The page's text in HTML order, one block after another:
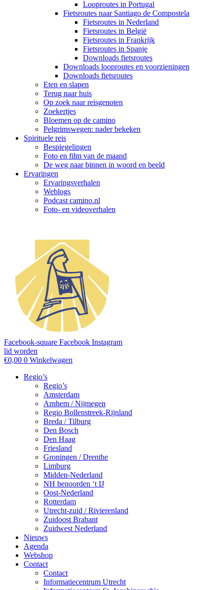
Looproutes in Portugal
Fietsroutes naar Santiago de Compostela
Fietsroutes in Nederland
Fietsroutes in België
Fietsroutes in Frankrijk
Fietsroutes in Spanje
Downloads fietsroutes
Downloads looproutes en voorzieningen
Downloads fietsroutes
Eten en slapen
Terug naar huis
Op zoek naar reisgenoten
Zoekertjes
Bloemen op de camino
Pelgrimswegen: nader bekeken
Spirituele reis
Bespiegelingen
Foto en film van de maand
De weg naar binnen in woord en beeld
Ervaringen
Ervaringsverhalen
Weblogs
Podcast camino.nl
Foto- en videoverhalen
Facebook-square Facebook Instagram
lid worden
€0,00 0 Winkelwagen
Regio’s
Regio’s
Amsterdam
Arnhem / Nijmegen
Regio Bollenstreek-Rijnland
Breda / Tilburg
Den Bosch
Den Haag
Friesland
Groningen / Drenthe
Limburg
Midden-Nederland
NH benoorden ‘t IJ
Oost-Nederland
Rotterdam
Utrecht-zuid / Rivierenland
Zuidoost Brabant
Zuidwest Nederland
Nieuws
Agenda
Webshop
Contact
Contact
Informatiecentrum Utrecht